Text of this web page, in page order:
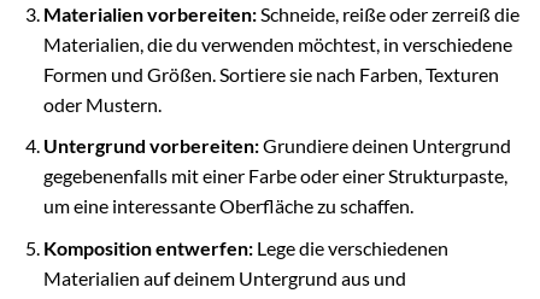
Materialien vorbereiten:Schneide, reiße oder zerreiß die
Materialien, die du verwenden möchtest, in verschiedene
Formen und Größen. Sortiere sie nach Farben, Texturen
oder Mustern.
Untergrund vorbereiten:Grundiere deinen Untergrund
gegebenenfalls mit einer Farbe oder einer Strukturpaste,
um eine interessante Oberfläche zu schaffen.
Komposition entwerfen:Lege die verschiedenen
Materialien auf deinem Untergrund aus und